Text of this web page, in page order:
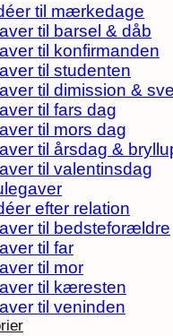
til mærkedage
til barsel & dåb
til konfirmanden
til studenten
til dimission &
til fars dag
til mors dag
til årsdag &
til valentinsdag
efter relation
til bedsteforældre
til far
til mor
til kæresten
til veninden